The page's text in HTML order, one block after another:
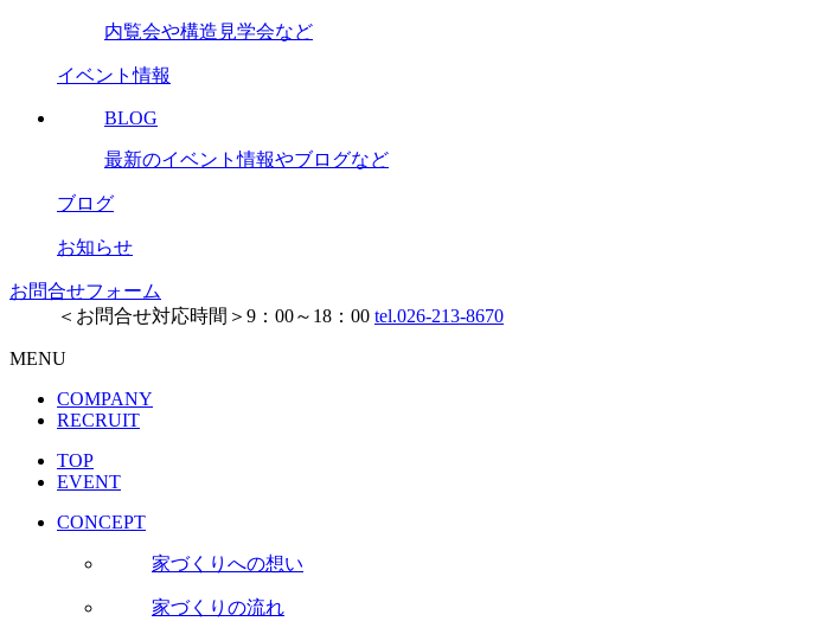
内覧会や構造見学会など
イベント情報
BLOG
最新のイベント情報やブログなど
ブログ
お知らせ
お問合せフォーム
＜お問合せ対応時間＞9：00～18：00 tel.026-213-8670
MENU
COMPANY
RECRUIT
TOP
EVENT
CONCEPT
家づくりへの想い
家づくりの流れ